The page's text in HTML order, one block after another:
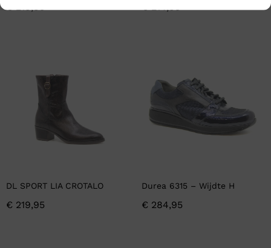
€219,95 €214,95
DL SPORT LIA CROTALO
€ 219,95
Durea 6315 – Wijdte H
€ 284,95